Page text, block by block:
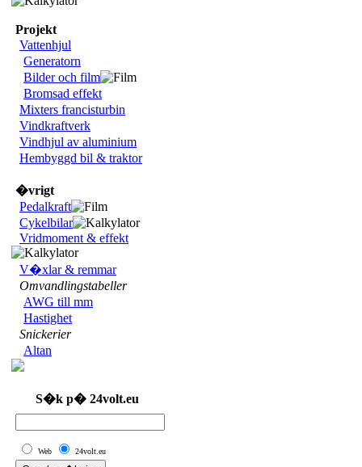
Projekt
Vattenhjul
Generatorn
Bilder och film
Bromsad effekt
Mixters francisturbin
Vindkraftverk
Vindhjul av aluminium
Hembyggd bil & traktor
�vrigt
Pedalkraft
Cykelbilar
Vridmoment & effekt
V�xlar & remmar
Omvandlingstabeller
AWG till mm
Hastighet
Snickerier
Altan
S�k p� 24volt.eu
Web 24volt.eu